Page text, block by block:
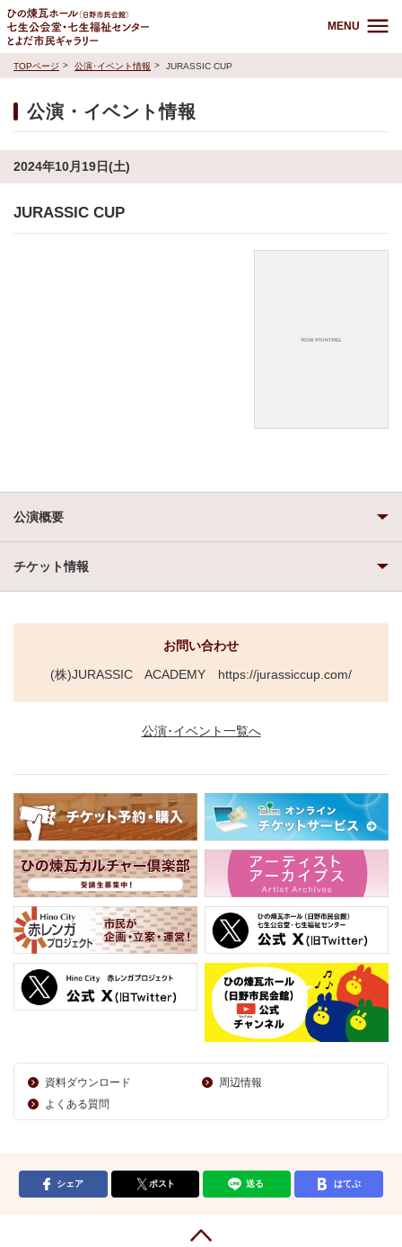
MENU
TOPページ 公演･イベント情報 JURASSIC CUP
公演・イベント情報
2024年10月19日(土)
JURASSIC CUP
公演概要
チケット情報
お問い合わせ
(株)JURASSIC ACADEMY https://jurassiccup.com/
公演･イベント一覧へ
資料ダウンロード
周辺情報
よくある質問
シェア ポスト 送る はてぶ